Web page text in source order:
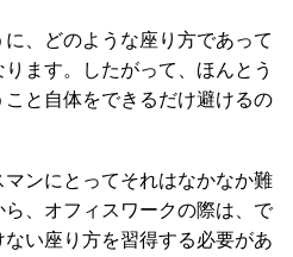
に、どのような座り方であって
ます。したがって、ほんとう
と自体をできるだけ避けるの
ンにとってそれはなかなか難
、オフィスワークの際は、で
い座り方を習得する必要があ